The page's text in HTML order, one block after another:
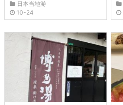
日本当地游
10-24